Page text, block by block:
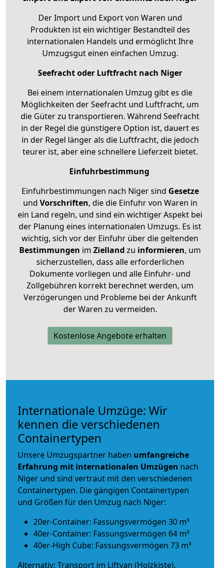
Der Import und Export von Waren und
Produkten ist ein wichtiger Bestandteil des
internationalen Handels und ermöglicht Ihre
Umzugsgut einen einfachen Umzug.
Seefracht oder Luftfracht nach Niger
Bei einem internationalen Umzug gibt es die
Möglichkeiten der Seefracht und Luftfracht, um
die Güter zu transportieren. Während Seefracht
in der Regel die günstigere Option ist, dauert es
in der Regel länger als die Luftfracht, die jedoch
teurer ist, aber eine schnellere Lieferzeit bietet.
Einfuhrbestimmung
Einfuhrbestimmungen nach Niger sind Gesetze
und Vorschriften, die die Einfuhr von Waren in
ein Land regeln, und sind ein wichtiger Aspekt bei
der Planung eines internationalen Umzugs. Es ist
wichtig, sich vor der Einfuhr über die geltenden
Bestimmungen im Zielland zu informieren, um
sicherzustellen, dass alle erforderlichen
Dokumente vorliegen und alle Einfuhr- und
Zollgebühren korrekt berechnet werden, um
Verzögerungen und Probleme bei der Ankunft
der Waren zu vermeiden.
Kostenlose Angebote erhalten
Internationale Umzüge: Wir
kennen die verschiedenen
Containertypen
Unsere Umzugspartner haben umfangreiche
Erfahrung mit internationalen Umzügen nach
Niger und sind vertraut mit den verschiedenen
Containertypen. Die gängigen Containertypen
und Größen für den Umzug nach Niger:
20er-Container: Fassungsvermögen 30 m³
40er-Container: Fassungsvermögen 64 m³
40er-High Cube: Fassungsvermögen 73 m³
Alternativ: Transport im Liftvan (Holzkiste).